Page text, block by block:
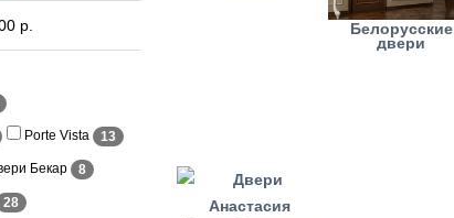
р.
Porte Vista 13
Бекар 8
28
Белорусские
двери